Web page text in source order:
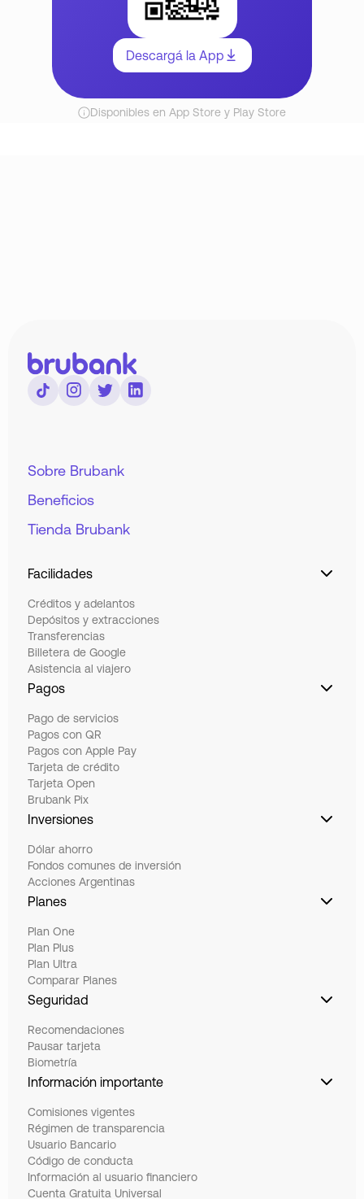
Descargá la App
Disponibles en App Store y Play Store
Sobre Brubank
Beneficios
Tienda Brubank
Facilidades
Créditos y adelantos
Depósitos y extracciones
Transferencias
Billetera de Google
Asistencia al viajero
Pagos
Pago de servicios
Pagos con QR
Pagos con Apple Pay
Tarjeta de crédito
Tarjeta Open
Brubank Pix
Inversiones
Dólar ahorro
Fondos comunes de inversión
Acciones Argentinas
Planes
Plan One
Plan Plus
Plan Ultra
Comparar Planes
Seguridad
Recomendaciones
Pausar tarjeta
Biometría
Información importante
Comisiones vigentes
Régimen de transparencia
Usuario Bancario
Código de conducta
Información al usuario financiero
Cuenta Gratuita Universal